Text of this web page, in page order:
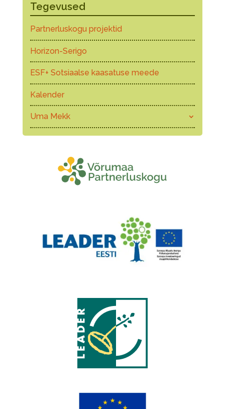
Tegevused
Partnerluskogu projektid
Horizon-Serigo
ESF+ Sotsiaalse kaasatuse meede
Kalender
Uma Mekk